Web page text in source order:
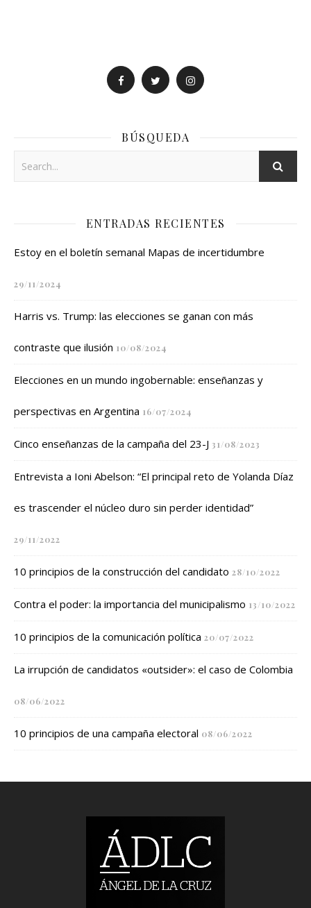
BÚSQUEDA
ENTRADAS RECIENTES
Estoy en el boletín semanal Mapas de incertidumbre
29/11/2024
Harris vs. Trump: las elecciones se ganan con más
contraste que ilusión 10/08/2024
Elecciones en un mundo ingobernable: enseñanzas y
perspectivas en Argentina 16/07/2024
Cinco enseñanzas de la campaña del 23-J 31/08/2023
Entrevista a Ioni Abelson: “El principal reto de Yolanda Díaz
es trascender el núcleo duro sin perder identidad”
29/11/2022
10 principios de la construcción del candidato 28/10/2022
Contra el poder: la importancia del municipalismo 13/10/2022
10 principios de la comunicación política 20/07/2022
La irrupción de candidatos «outsider»: el caso de Colombia
08/06/2022
10 principios de una campaña electoral 08/06/2022